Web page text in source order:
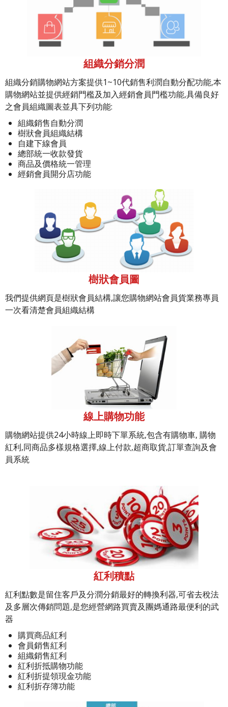
組織分銷分潤
組織分銷購物網站方案提供1~10代銷售利潤自動分配功能,本
購物網站並提供經銷門檻及加入經銷會員門檻功能,具備良好
之會員組織圖表並具下列功能:
組織銷售自動分潤
樹狀會員組織結構
自建下線會員
總部統一收款發貨
商品及價格統一管理
經銷會員開分店功能
樹狀會員圖
我們提供網頁是樹狀會員結構,讓您購物網站會員貨業務專員
一次看清楚會員組織結構
線上購物功能
購物網站提供24小時線上即時下單系統,包含有購物車, 購物
紅利,同商品多樣規格選擇,線上付款,超商取貨,訂單查詢及會
員系統
紅利積點
紅利點數是留住客戶及分潤分銷最好的轉換利器,可省去稅法
及多層次傳銷問題,是您經營網路買賣及團媽通路最便利的武
器
購買商品紅利
會員銷售紅利
組織銷售紅利
紅利折抵購物功能
紅利折提領現金功能
紅利折存簿功能